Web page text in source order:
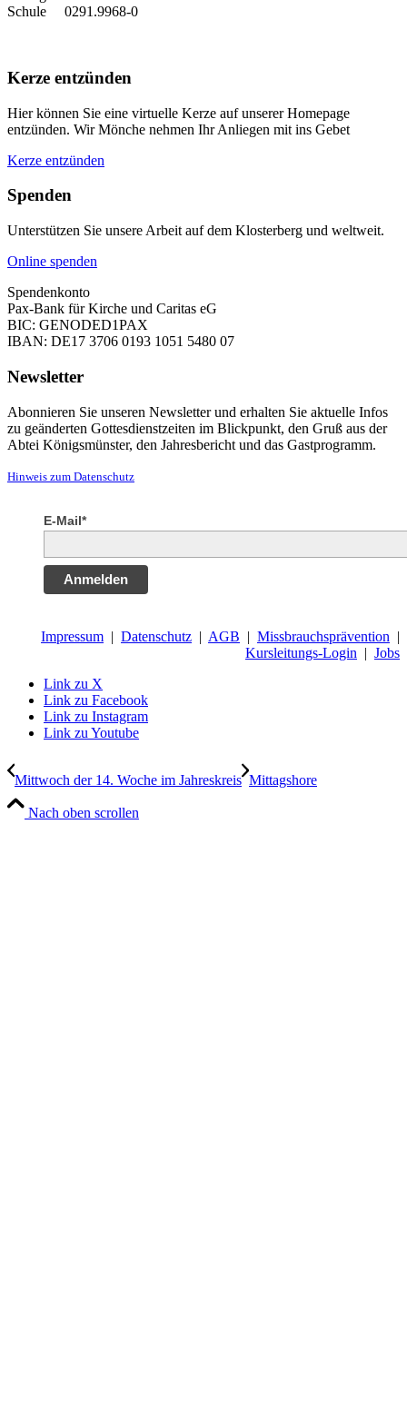
Schule 0291.9968-0
Kerze entzünden
Hier können Sie eine virtuelle Kerze auf unserer Homepage
entzünden. Wir Mönche nehmen Ihr Anliegen mit ins Gebet
Kerze entzünden
Spenden
Unterstützen Sie unsere Arbeit auf dem Klosterberg und weltweit.
Online spenden
Spendenkonto
Pax-Bank für Kirche und Caritas eG
BIC: GENODED1PAX
IBAN: DE17 3706 0193 1051 5480 07
Newsletter
Abonnieren Sie unseren Newsletter und erhalten Sie aktuelle Infos
zu geänderten Gottesdienstzeiten im Blickpunkt, den Gruß aus der
Abtei Königsmünster, den Jahresbericht und das Gastprogramm.
Hinweis zum Datenschutz
E-Mail*
Anmelden
Impressum | Datenschutz | AGB | Missbrauchsprävention |
Kursleitungs-Login | Jobs
Link zu X
Link zu Facebook
Link zu Instagram
Link zu Youtube
Mittwoch der 14. Woche im Jahreskreis Mittagshore
Nach oben scrollen